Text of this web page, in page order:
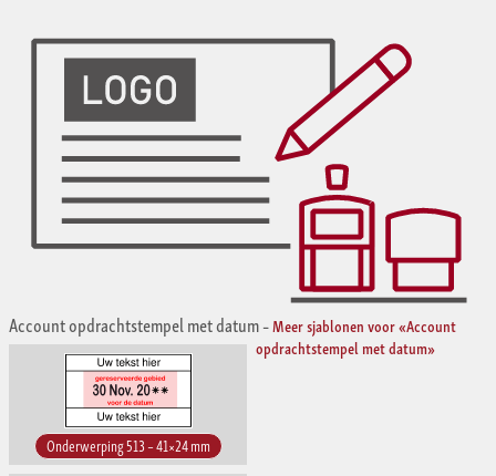
Account opdrachtstempel met datum–Meer sjablonen voor «Account
opdrachtstempel met datum»
Onderwerping 513 – 41×24 mm